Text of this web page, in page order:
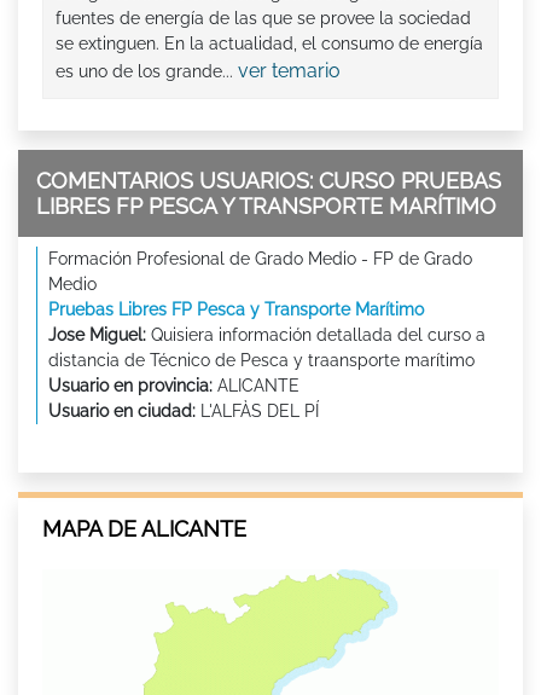
fuentes de energía de las que se provee la sociedad
se extinguen. En la actualidad, el consumo de energía
es uno de los grande... ver temario
COMENTARIOS USUARIOS: CURSO PRUEBAS
LIBRES FP PESCA Y TRANSPORTE MARÍTIMO
Formación Profesional de Grado Medio - FP de Grado
Medio
Pruebas Libres FP Pesca y Transporte Marítimo
Jose Miguel: Quisiera información detallada del curso a
distancia de Técnico de Pesca y traansporte marítimo
Usuario en provincia: ALICANTE
Usuario en ciudad: L'ALFÀS DEL PÍ
MAPA DE ALICANTE